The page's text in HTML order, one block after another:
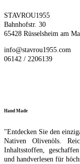
STAVROU1955
Bahnhofstr. 30
65428 Rüsselsheim am
info@stavrou1955.com
06142 / 2206139
Hand Made
"Entdecken Sie den
Nativen Olivenöls.
Inhaltsstoffen,
und handverlesen für